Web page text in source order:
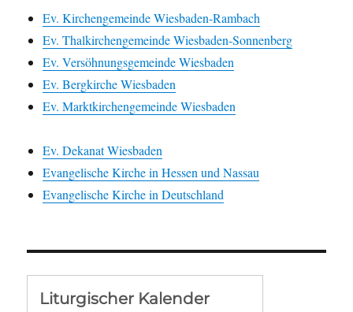
Ev. Kirchengemeinde Wiesbaden-Rambach
Ev. Thalkirchengemeinde Wiesbaden-Sonnenberg
Ev. Versöhnungsgemeinde Wiesbaden
Ev. Bergkirche Wiesbaden
Ev. Marktkirchengemeinde Wiesbaden
Ev. Dekanat Wiesbaden
Evangelische Kirche in Hessen und Nassau
Evangelische Kirche in Deutschland